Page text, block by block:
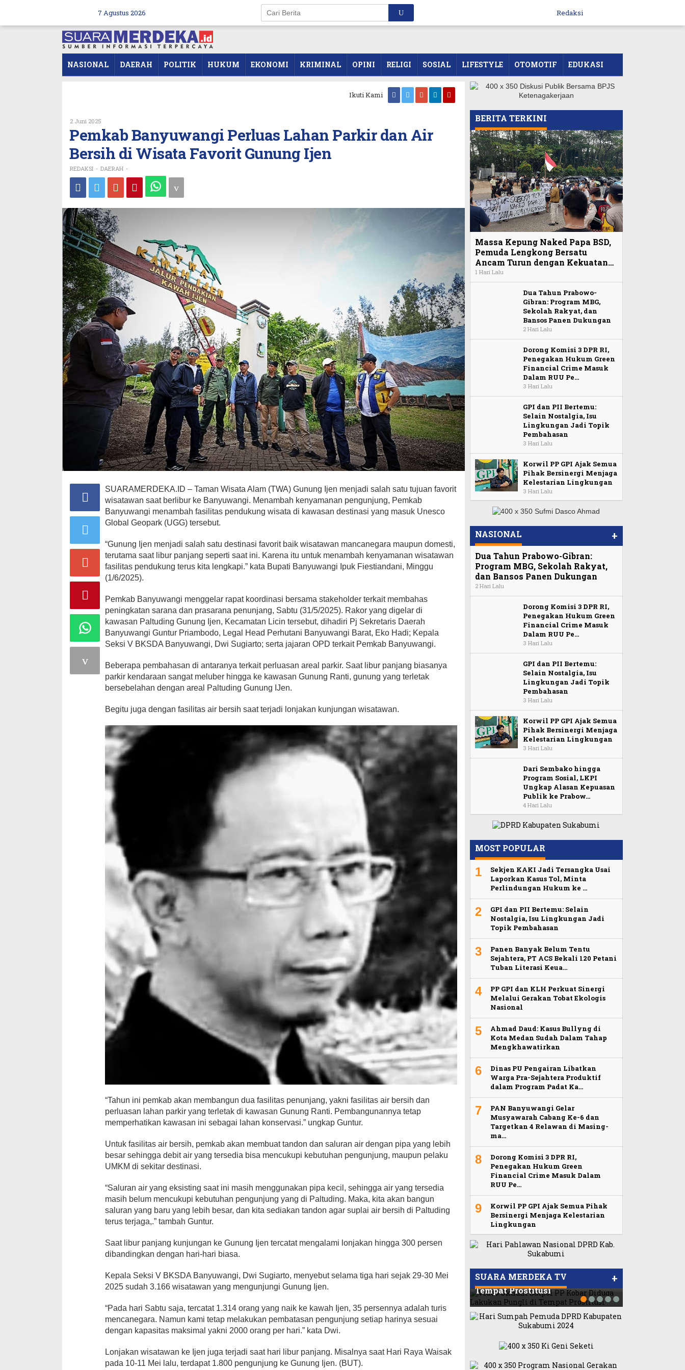
7 Agustus 2026 Redaksi
NASIONAL DAERAH POLITIK HUKUM EKONOMI KRIMINAL OPINI RELIGI SOSIAL LIFESTYLE OTOMOTIF EDUKASI
Ikuti Kami
2 Juni 2025
REDAKSI
Pemkab Banyuwangi Perluas Lahan Parkir dan Air
Bersih di Wisata Favorit Gunung Ijen
REDAKSI - DAERAH -
SUARAMERDEKA.ID – Taman Wisata Alam (TWA) Gunung Ijen menjadi salah satu tujuan favorit
wisatawan saat berlibur ke Banyuwangi. Menambah kenyamanan pengunjung, Pemkab
Banyuwangi menambah fasilitas pendukung wisata di kawasan destinasi yang masuk Unesco
Global Geopark (UGG) tersebut.
“Gunung Ijen menjadi salah satu destinasi favorit baik wisatawan mancanegara maupun domesti,
terutama saat libur panjang seperti saat ini. Karena itu untuk menambah kenyamanan wisatawan
fasilitas pendukung terus kita lengkapi.” kata Bupati Banyuwangi Ipuk Fiestiandani, Minggu
(1/6/2025).
Pemkab Banyuwangi menggelar rapat koordinasi bersama stakeholder terkait membahas
peningkatan sarana dan prasarana penunjang, Sabtu (31/5/2025). Rakor yang digelar di
kawasan Paltuding Gunung Ijen, Kecamatan Licin tersebut, dihadiri Pj Sekretaris Daerah
Banyuwangi Guntur Priambodo, Legal Head Perhutani Banyuwangi Barat, Eko Hadi; Kepala
Seksi V BKSDA Banyuwangi, Dwi Sugiarto; serta jajaran OPD terkait Pemkab Banyuwangi.
Beberapa pembahasan di antaranya terkait perluasan areal parkir. Saat libur panjang biasanya
parkir kendaraan sangat meluber hingga ke kawasan Gunung Ranti, gunung yang terletak
bersebelahan dengan areal Paltuding Gunung IJen.
Begitu juga dengan fasilitas air bersih saat terjadi lonjakan kunjungan wisatawan.
“Tahun ini pemkab akan membangun dua fasilitas penunjang, yakni fasilitas air bersih dan
perluasan lahan parkir yang terletak di kawasan Gunung Ranti. Pembangunannya tetap
memperhatikan kawasan ini sebagai lahan konservasi.” ungkap Guntur.
Untuk fasilitas air bersih, pemkab akan membuat tandon dan saluran air dengan pipa yang lebih
besar sehingga debit air yang tersedia bisa mencukupi kebutuhan pengunjung, maupun pelaku
UMKM di sekitar destinasi.
“Saluran air yang eksisting saat ini masih menggunakan pipa kecil, sehingga air yang tersedia
masih belum mencukupi kebutuhan pengunjung yang di Paltuding. Maka, kita akan bangun
saluran yang baru yang lebih besar, dan kita sediakan tandon agar suplai air bersih di Paltuding
terus terjaga,.” tambah Guntur.
Saat libur panjang kunjungan ke Gunung Ijen tercatat mengalami lonjakan hingga 300 persen
dibandingkan dengan hari-hari biasa.
Kepala Seksi V BKSDA Banyuwangi, Dwi Sugiarto, menyebut selama tiga hari sejak 29-30 Mei
2025 sudah 3.166 wisatawan yang mengunjungi Gunung Ijen.
“Pada hari Sabtu saja, tercatat 1.314 orang yang naik ke kawah Ijen, 35 persennya adalah turis
mencanegara. Namun kami tetap melakukan pembatasan pengunjung setiap harinya sesuai
dengan kapasitas maksimal yakni 2000 orang per hari.” kata Dwi.
Lonjakan wisatawan ke Ijen juga terjadi saat hari libur panjang. Misalnya saat Hari Raya Waisak
pada 10-11 Mei lalu, terdapat 1.800 pengunjung ke Gunung Ijen. (BUT).
BERITA TERKINI
Massa Kepung Naked Papa BSD,
Pemuda Lengkong Bersatu
Ancam Turun dengan Kekuatan…
1 Hari Lalu
Dua Tahun Prabowo-
Gibran: Program MBG,
Sekolah Rakyat, dan
Bansos Panen Dukungan
2 Hari Lalu
Dorong Komisi 3 DPR RI,
Penegakan Hukum Green
Financial Crime Masuk
Dalam RUU Pe…
3 Hari Lalu
GPI dan PII Bertemu:
Selain Nostalgia, Isu
Lingkungan Jadi Topik
Pembahasan
3 Hari Lalu
Korwil PP GPI Ajak Semua
Pihak Bersinergi Menjaga
Kelestarian Lingkungan
3 Hari Lalu
NASIONAL +
Dua Tahun Prabowo-Gibran:
Program MBG, Sekolah Rakyat,
dan Bansos Panen Dukungan
2 Hari Lalu
Dorong Komisi 3 DPR RI,
Penegakan Hukum Green
Financial Crime Masuk
Dalam RUU Pe…
3 Hari Lalu
GPI dan PII Bertemu:
Selain Nostalgia, Isu
Lingkungan Jadi Topik
Pembahasan
3 Hari Lalu
Korwil PP GPI Ajak Semua
Pihak Bersinergi Menjaga
Kelestarian Lingkungan
3 Hari Lalu
Dari Sembako hingga
Program Sosial, LKPI
Ungkap Alasan Kepuasan
Publik ke Prabow…
4 Hari Lalu
MOST POPULAR
1
Sekjen KAKI Jadi Tersangka Usai
Laporkan Kasus Tol, Minta
Perlindungan Hukum ke …
2
GPI dan PII Bertemu: Selain
Nostalgia, Isu Lingkungan Jadi
Topik Pembahasan
3
Panen Banyak Belum Tentu
Sejahtera, PT ACS Bekali 120 Petani
Tuban Literasi Keua…
4
PP GPI dan KLH Perkuat Sinergi
Melalui Gerakan Tobat Ekologis
Nasional
5
Ahmad Daud: Kasus Bullyng di
Kota Medan Sudah Dalam Tahap
Mengkhawatirkan
6
Dinas PU Pengairan Libatkan
Warga Pra-Sejahtera Produktif
dalam Program Padat Ka…
7
PAN Banyuwangi Gelar
Musyawarah Cabang Ke-6 dan
Targetkan 4 Relawan di Masing-
ma…
8
Dorong Komisi 3 DPR RI,
Penegakan Hukum Green
Financial Crime Masuk Dalam
RUU Pe…
9
Korwil PP GPI Ajak Semua Pihak
Bersinergi Menjaga Kelestarian
Lingkungan
SUARA MERDEKA TV +
Viral Video Ada Setoran RSUD
Sekretaris GPI: Kedua Tokoh…
Balaikota DKI Jakarta
Video Oknum Satpol PP Kobar
Diduga Lakukan Pungli di
Tempat Prostitusi